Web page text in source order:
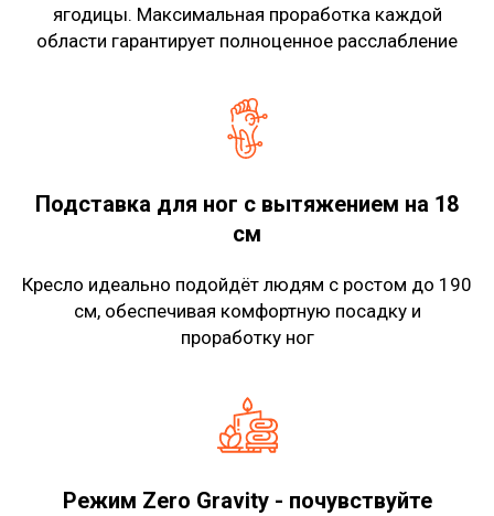
ягодицы. Максимальная проработка каждой
области гарантирует полноценное расслабление
Подставка для ног с вытяжением на 18
см
Кресло идеально подойдёт людям с ростом до 190
см, обеспечивая комфортную посадку и
проработку ног
Режим Zero Gravity - почувствуйте